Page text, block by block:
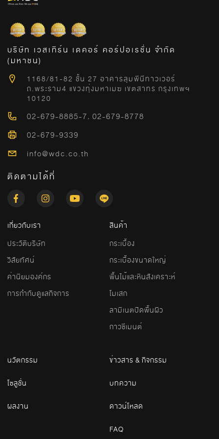
บริษัท เวสเทิร์น เดคอร์ คอร์ปอเรชั่น จำกัด
(มหาชน)
1168/81-82 ชั้น 27 อาคารลุมพีนีทาวเวอร์
ถ.พระราม4 แขวงทุ่งมหาเมฆ เขตสาทร กรุงเทพฯ
10120
02-679-8885-7, 02-679-8778
02-679-9339
info@wdc.co.th
ติดตามได้ที่
เกี่ยวกับเรา
ประวัติบริษัท
วิสัยทัศน์
ค่านิยมองค์กร
การกำกับดูแลกิจการ
สินค้า
กระเบื้อง
กระเบื้องขนาดใหญ่
พื้นไม้และหินสังเคราะห์
โมเสก
ลามิเนตปิดพื้นผิว
กาวซีเมนต์
นวัตกรรม
โซลูชั่น
ผลงาน
ข่าวสาร & กิจกรรม
บทความ
ดาวน์โหลด
FAQ